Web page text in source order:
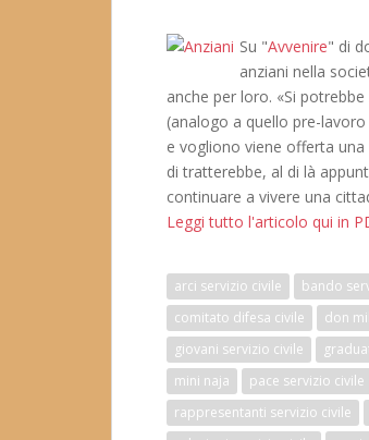
Su "Avvenire" di
anziani nella
anche per loro. «Si
(analogo a quello pre-
e vogliono viene offerta
di tratterebbe, al di là
continuare a vivere una
Leggi tutto l'articolo qui in
arci servizio civile bando
comitato difesa civile
don
giovani servizio civile
mini naja
pace servizio civile
rappresentanti servizio civile